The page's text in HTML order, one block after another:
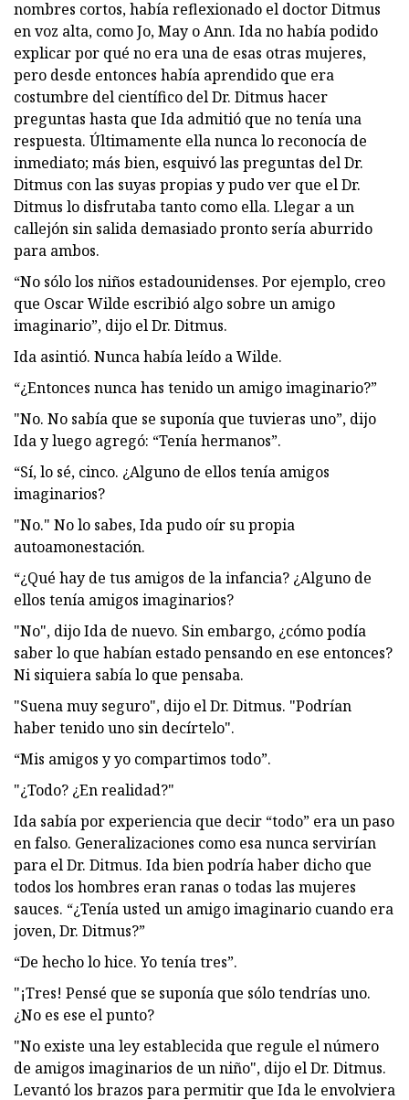
nombres cortos, había reflexionado el doctor Ditmus
en voz alta, como Jo, May o Ann. Ida no había podido
explicar por qué no era una de esas otras mujeres,
pero desde entonces había aprendido que era
costumbre del científico del Dr. Ditmus hacer
preguntas hasta que Ida admitió que no tenía una
respuesta. Últimamente ella nunca lo reconocía de
inmediato; más bien, esquivó las preguntas del Dr.
Ditmus con las suyas propias y pudo ver que el Dr.
Ditmus lo disfrutaba tanto como ella. Llegar a un
callejón sin salida demasiado pronto sería aburrido
para ambos.
“No sólo los niños estadounidenses. Por ejemplo, creo
que Oscar Wilde escribió algo sobre un amigo
imaginario”, dijo el Dr. Ditmus.
Ida asintió. Nunca había leído a Wilde.
“¿Entonces nunca has tenido un amigo imaginario?”
"No. No sabía que se suponía que tuvieras uno”, dijo
Ida y luego agregó: “Tenía hermanos”.
“Sí, lo sé, cinco. ¿Alguno de ellos tenía amigos
imaginarios?
"No." No lo sabes, Ida pudo oír su propia
autoamonestación.
“¿Qué hay de tus amigos de la infancia? ¿Alguno de
ellos tenía amigos imaginarios?
"No", dijo Ida de nuevo. Sin embargo, ¿cómo podía
saber lo que habían estado pensando en ese entonces?
Ni siquiera sabía lo que pensaba.
"Suena muy seguro", dijo el Dr. Ditmus. "Podrían
haber tenido uno sin decírtelo".
“Mis amigos y yo compartimos todo”.
"¿Todo? ¿En realidad?"
Ida sabía por experiencia que decir “todo” era un paso
en falso. Generalizaciones como esa nunca servirían
para el Dr. Ditmus. Ida bien podría haber dicho que
todos los hombres eran ranas o todas las mujeres
sauces. “¿Tenía usted un amigo imaginario cuando era
joven, Dr. Ditmus?”
“De hecho lo hice. Yo tenía tres”.
"¡Tres! Pensé que se suponía que sólo tendrías uno.
¿No es ese el punto?
"No existe una ley establecida que regule el número
de amigos imaginarios de un niño", dijo el Dr. Ditmus.
Levantó los brazos para permitir que Ida le envolviera